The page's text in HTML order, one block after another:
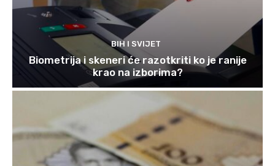
BIH I SVIJET
Biometrija i skeneri će razotkriti ko je ranije
krao na izborima?